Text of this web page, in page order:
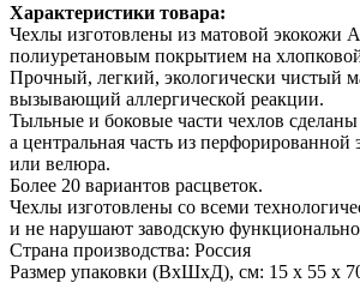
Характеристики товара:
Чехлы изготовлены из матовой экокожи
полиуретановым покрытием на
Прочный, легкий, экологически чистый
вызывающий аллергической реакции.
Тыльные и боковые части чехлов сделаны
а центральная часть из перфорированной
или велюра.
Более 20 вариантов расцветок.
Чехлы изготовлены со всеми
и не нарушают заводскую
Страна производства: Россия
Размер упаковки (ВхШхД), см: 15 x 55 x